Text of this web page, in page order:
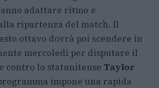
adattare ritmo e
ripartenza del match. Il
ottavo dovrà poi scendere in
mercoledì per disputare il
contro lo statunitense Taylor
impone una rapida